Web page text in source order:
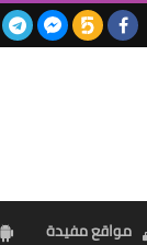
مواقع مفيدة